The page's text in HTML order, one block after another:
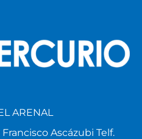
ARENAL
Ascázubi Telf.